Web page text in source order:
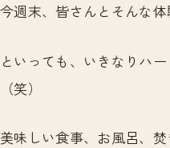
今週末、皆さんとそんな体
といっても、いきなりハ
（笑）
美味しい食事、お風呂、